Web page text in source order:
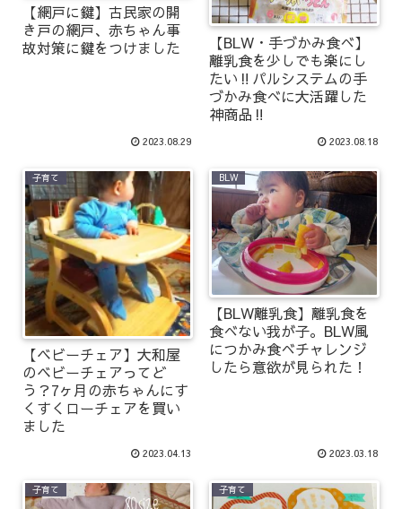
【網戸に鍵】古民家の開
き戸の網戸、赤ちゃん事
故対策に鍵をつけました
2023.08.29
【BLW・手づかみ食べ】
離乳食を少しでも楽にし
たい‼パルシステムの手
づかみ食べに大活躍した
神商品‼
2023.08.18
子育て
【ベビーチェア】大和屋
のベビーチェアってど
う？7ヶ月の赤ちゃんにす
くすくローチェアを買い
ました
2023.04.13
BLW
【BLW離乳食】離乳食を
食べない我が子。BLW風
につかみ食べチャレンジ
したら意欲が見られた！
2023.03.18
子育て 子育て